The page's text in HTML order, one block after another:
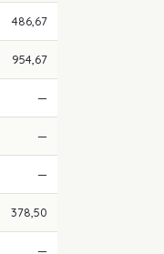
486,67
954,67
—
—
—
378,50
—